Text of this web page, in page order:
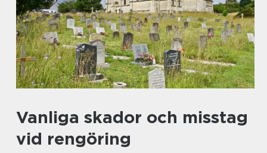
Vanliga skador och misstag
vid rengöring